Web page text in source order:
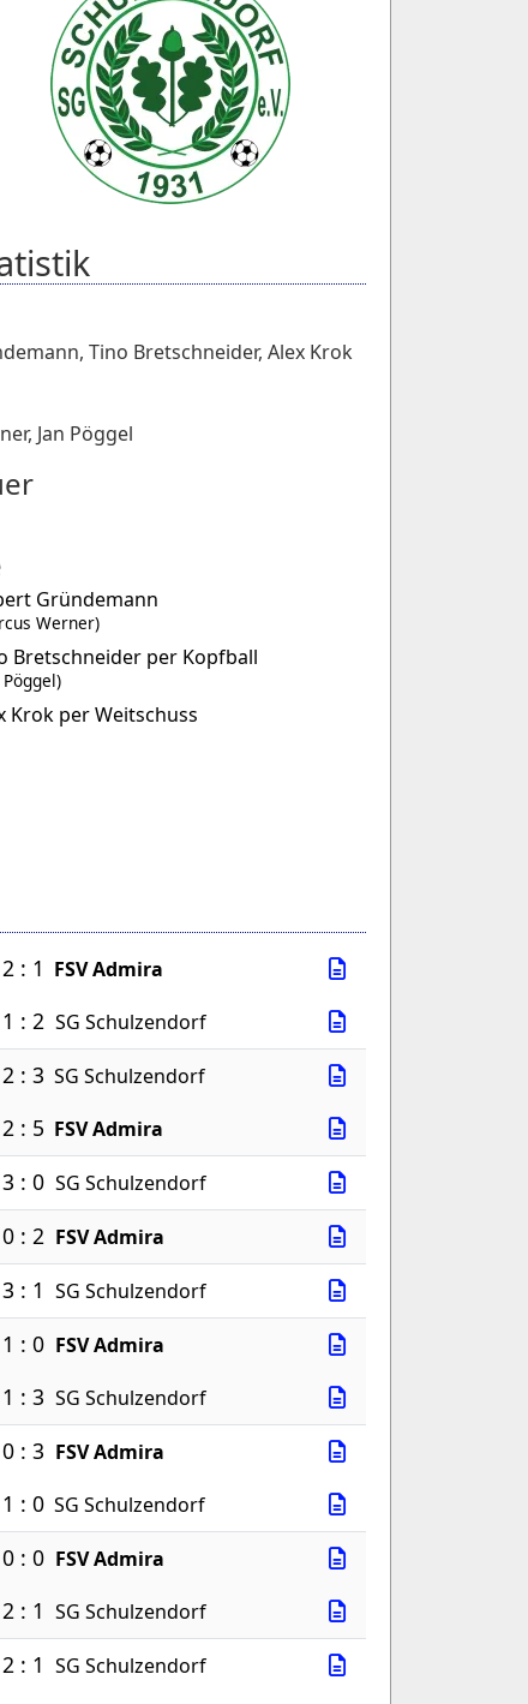
, Tino Bretschneider, Alex Krok
, Jan Pöggel
Gründemann
Werner)
Bretschneider per Kopfball
Pöggel)
Krok per Weitschuss
2 : 1 FSV Admira
1 : 2 SG Schulzendorf
2 : 3 SG Schulzendorf
2 : 5 FSV Admira
3 : 0 SG Schulzendorf
0 : 2 FSV Admira
3 : 1 SG Schulzendorf
1 : 0 FSV Admira
1 : 3 SG Schulzendorf
0 : 3 FSV Admira
1 : 0 SG Schulzendorf
0 : 0 FSV Admira
2 : 1 SG Schulzendorf
2 : 1 SG Schulzendorf